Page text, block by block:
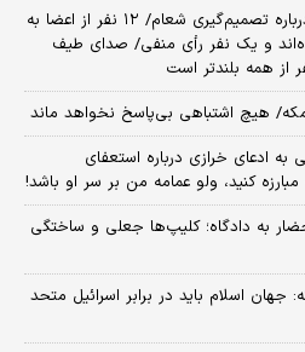
اظهارات جدید معاون پزشکیان درباره تصمیم‌گیری شعام/ ۱۲ نفر از اعضا به
و یک نفر رأی منفی/ صدای طیف
از همه بلندتر است
هیچ اشتباهی بی‌پاسخ نخواهد ماند
به ادعای خرازی درباره استعفای
کنید، ولو عمامه من بر سر او باشد!
به دادگاه؛ کلیپ‌ها جعلی و ساختگی
جهان اسلام باید در برابر اسرائیل متحد